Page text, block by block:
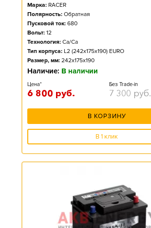
Марка: RACER
Полярность: Обратная
Пусковой ток: 680
Вольт: 12
Технология: Ca/Ca
Тип корпуса: L2 (242x175x190) EURO
Размер, мм: 242x175x190
Наличие: В наличии
Цена*
6 800 руб.
Без Trade-in
7 300 руб.
В КОРЗИНУ
В 1 клик